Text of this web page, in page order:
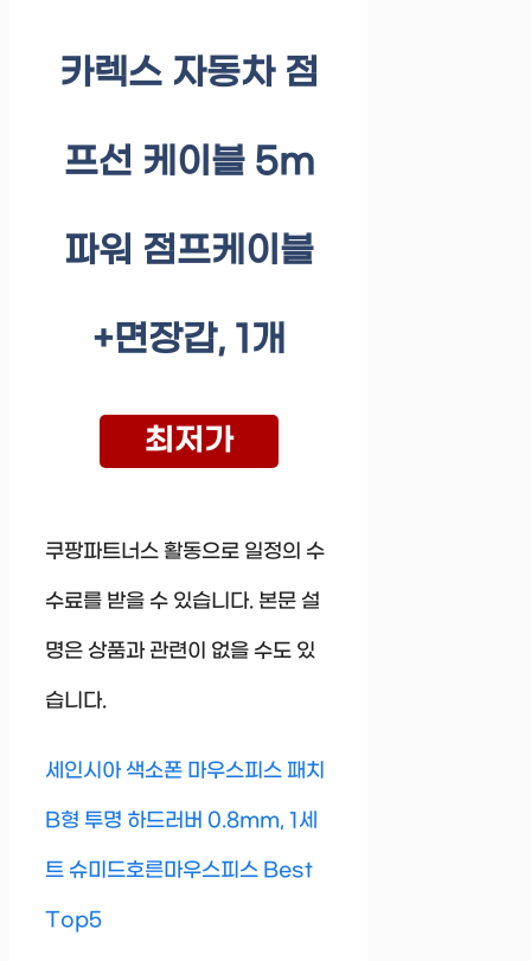
카렉스 자동차 점
프선 케이블 5m
파워 점프케이블
+면장갑, 1개
최저가
쿠팡파트너스 활동으로 일정의 수
수료를 받을 수 있습니다. 본문 설
명은 상품과 관련이 없을 수도 있
습니다.
세인시아 색소폰 마우스피스 패치
B형 투명 하드러버 0.8mm, 1세
트 슈미드호른마우스피스 Best
Top5